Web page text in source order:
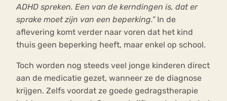
ADHD spreken. Een van de kerndingen is, dat er
sprake moet zijn van een beperking.”In de
aflevering komt verder naar voren dat het kind
thuis geen beperking heeft, maar enkel op school.
Toch worden nog steeds veel jonge kinderen direct
aan de medicatie gezet, wanneer ze de diagnose
krijgen. Zelfs voordat ze goede gedragstherapie